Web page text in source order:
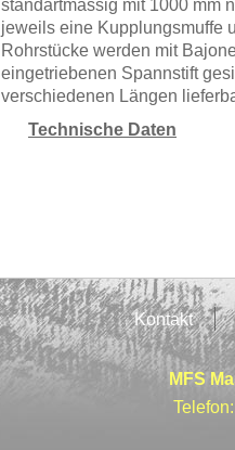
standartmässig mit 1000 mm
jeweils eine Kupplungsmuffe
Rohrstücke werden mit
eingetriebenen Spannstift
verschiedenen Längen
Technische Daten
Kontakt
MFS